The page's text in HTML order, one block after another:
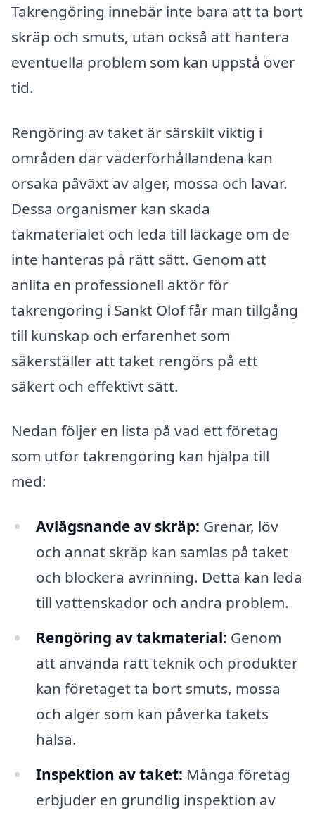
Takrengöring innebär inte bara att ta bort
skräp och smuts, utan också att hantera
eventuella problem som kan uppstå över
tid.
Rengöring av taket är särskilt viktig i
områden där väderförhållandena kan
orsaka påväxt av alger, mossa och lavar.
Dessa organismer kan skada
takmaterialet och leda till läckage om de
inte hanteras på rätt sätt. Genom att
anlita en professionell aktör för
takrengöring i Sankt Olof får man tillgång
till kunskap och erfarenhet som
säkerställer att taket rengörs på ett
säkert och effektivt sätt.
Nedan följer en lista på vad ett företag
som utför takrengöring kan hjälpa till
med:
Avlägsnande av skräp: Grenar, löv
och annat skräp kan samlas på taket
och blockera avrinning. Detta kan leda
till vattenskador och andra problem.
Rengöring av takmaterial: Genom
att använda rätt teknik och produkter
kan företaget ta bort smuts, mossa
och alger som kan påverka takets
hälsa.
Inspektion av taket: Många företag
erbjuder en grundlig inspektion av